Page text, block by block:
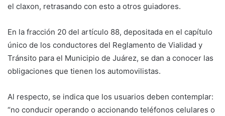
el claxon, retrasando con esto a otros guiadores.
En la fracción 20 del artículo 88, depositada en el capítulo
único de los conductores del Reglamento de Vialidad y
Tránsito para el Municipio de Juárez, se dan a conocer las
obligaciones que tienen los automovilistas.
Al respecto, se indica que los usuarios deben contemplar:
“no conducir operando o accionando teléfonos celulares o